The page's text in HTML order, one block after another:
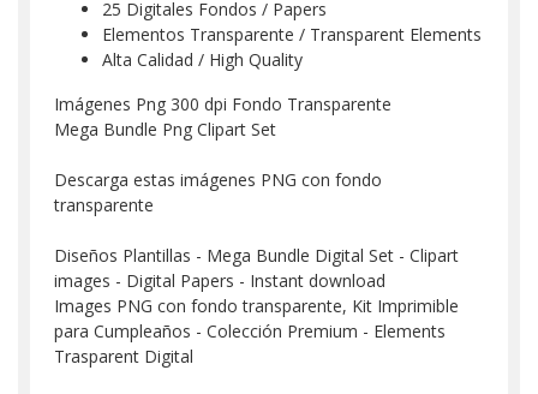
25 Digitales Fondos / Papers
Elementos Transparente / Transparent Elements
Alta Calidad / High Quality
Imágenes Png 300 dpi Fondo Transparente
Mega Bundle Png Clipart Set
Descarga estas imágenes PNG con fondo
transparente
Diseños Plantillas - Mega Bundle Digital Set - Clipart
images - Digital Papers - Instant download
Images PNG con fondo transparente, Kit Imprimible
para Cumpleaños - Colección Premium - Elements
Trasparent Digital